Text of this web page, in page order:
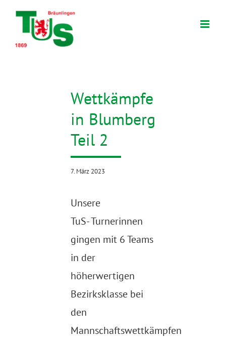
Zum
springen
Wettkämpfe
in Blumberg
Teil 2
7. März 2023
Unsere
TuS- Turnerinnen
gingen mit 6 Teams
in der
höherwertigen
Bezirksklasse bei
den
Mannschaftswettkämpfen